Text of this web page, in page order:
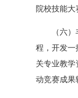
院校技能大
（六
程，开发一
关专业教学
动竞赛成果